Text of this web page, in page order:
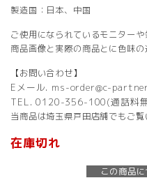
製造国：日本、中国
ご使用になられているモニターや
商品画像と実際の商品とに色味
【お問い合わせ】
Eメール. ms-order@c-
TEL. 0120-356-100(通話料
当商品は埼玉県戸田店舗でもご
在庫切れ
この商品